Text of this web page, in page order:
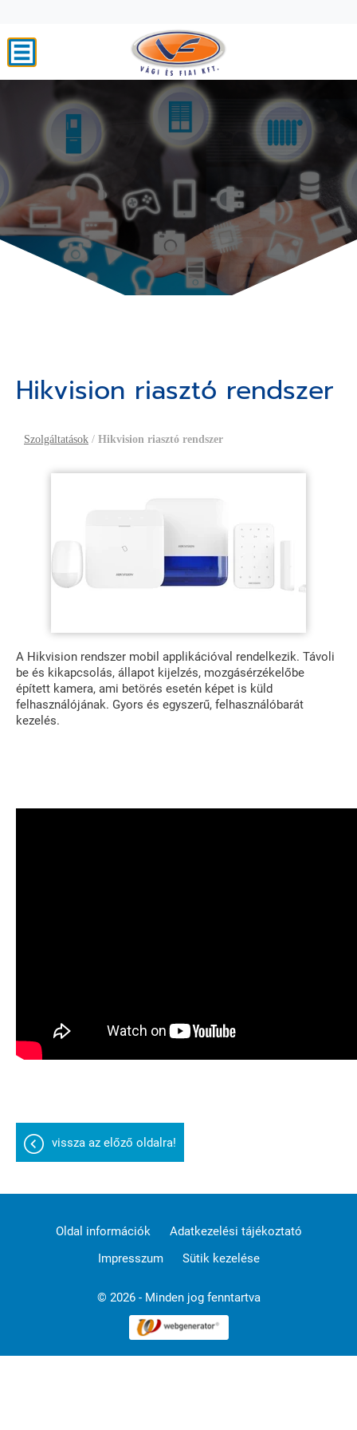
Hikvision riasztó rendszer
Szolgáltatások / Hikvision riasztó rendszer
A Hikvision rendszer mobil applikációval rendelkezik. Távoli
be és kikapcsolás, állapot kijelzés, mozgásérzékelőbe
épített kamera, ami betörés esetén képet is küld
felhasználójának. Gyors és egyszerű, felhasználóbarát
kezelés.
vissza az előző oldalra!
© 2026 - Minden jog fenntartva
Oldal információk
Adatkezelési tájékoztató
Impresszum
Sütik kezelése